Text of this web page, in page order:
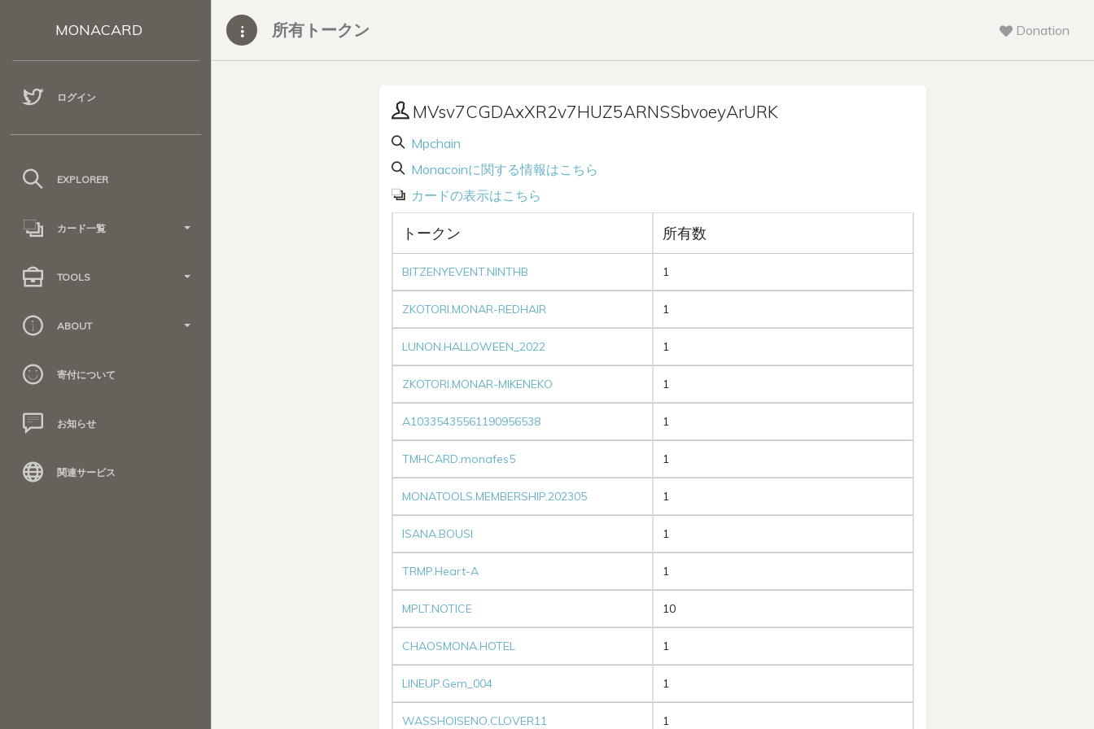
MONACARD
ログイン
EXPLORER
カード一覧
TOOLS
ABOUT
寄付について
お知らせ
関連サービス
所有トークン Donation
MVsv7CGDAxXR2v7HUZ5ARNSSbvoeyArURK
Mpchain
Monacoinに関する情報はこちら
カードの表示はこちら
トークン 所有数
BITZENYEVENT.NINTHB 1
ZKOTORI.MONAR-REDHAIR 1
LUNON.HALLOWEEN_2022 1
ZKOTORI.MONAR-MIKENEKO 1
A10335435561190956538 1
TMHCARD.monafes5 1
MONATOOLS.MEMBERSHIP.202305 1
ISANA.BOUSI 1
TRMP.Heart-A 1
MPLT.NOTICE 10
CHAOSMONA.HOTEL 1
LINEUP.Gem_004 1
WASSHOISENO.CLOVER11 1